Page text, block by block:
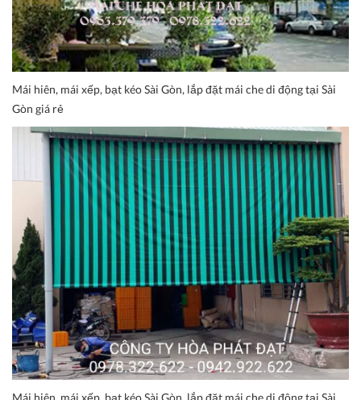
Mái hiên, mái xếp, bạt kéo Sài Gòn, lắp đặt mái che di động tại Sài
Gòn giá rẻ
Mái hiên, mái xếp, bạt kéo Sài Gòn, lắp đặt mái che di động tại Sài